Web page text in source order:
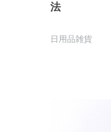
法
日用品雑貨